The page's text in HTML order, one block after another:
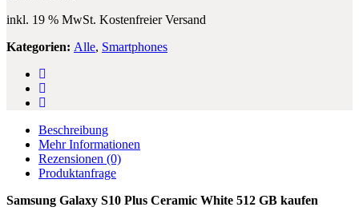
inkl. 19 % MwSt. Kostenfreier Versand
Kategorien: Alle, Smartphones
Beschreibung
Mehr Informationen
Rezensionen (0)
Produktanfrage
Samsung Galaxy S10 Plus Ceramic White 512 GB kaufen